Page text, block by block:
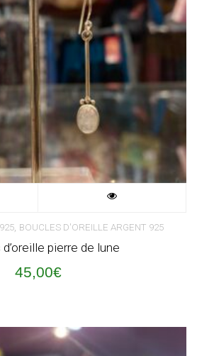
, BOUCLES D'OREILLE ARGENT 925
pierre de lune
45,00€